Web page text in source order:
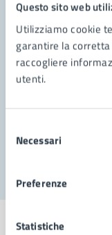
Questo sito web
Utilizziamo cookie
garantire la
raccogliere
utenti.
delNecessari
Preferenze
Statistiche
Richiedi
Segnala